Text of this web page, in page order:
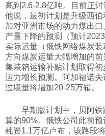
高到2.6-2.8亿吨。目前正
他说，最初计划是升级西
加对亚洲市场的动力煤出
产量下降的预测（预计
实际运量（俄铁网络煤炭
方向煤炭运量大幅增加的
集装箱运输补贴计划取得
运力增长预测。阿加福诺夫
过境量将增加20-25万箱。
早期版计划中，贝阿
算的90%。俄铁公司此前
耗资1.1万亿卢布，该路段